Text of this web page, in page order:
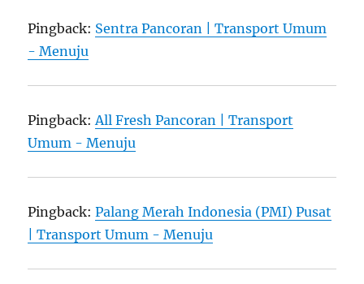
Pingback: Sentra Pancoran | Transport Umum
- Menuju
Pingback:All Fresh Pancoran | Transport
Umum - Menuju
Pingback:Palang Merah Indonesia (PMI) Pusat
| Transport Umum - Menuju